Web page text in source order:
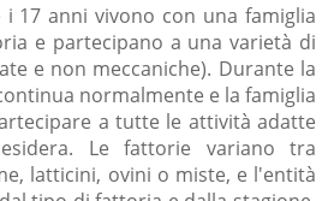
17 anni vivono con una famiglia
e partecipano a una varietà di
e non meccaniche). Durante la
normalmente e la famiglia
a tutte le attività adatte
Le fattorie variano tra
latticini, ovini o miste, e l'entità